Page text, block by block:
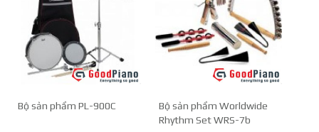
Bộ sản phẩm PL-900C
Bộ sản phẩm Worldwide
Rhythm Set WRS-7b